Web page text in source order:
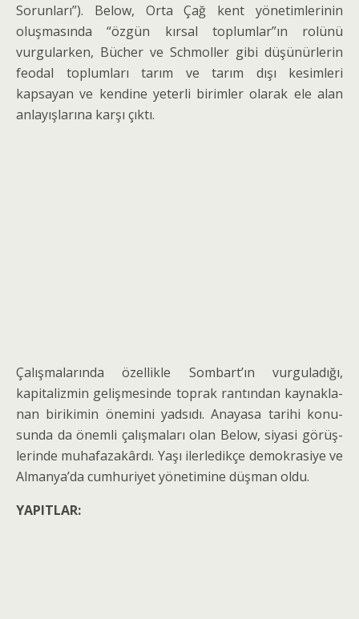
Sorunları”). Below, Orta Çağ kent yöne­timlerinin
oluşmasında “özgün kırsal toplumlar”ın rolünü
vurgularken, Bücher ve Schmoller gibi düşü­nürlerin
feodal toplumları tarım ve tarım dışı kesimle­ri
kapsayan ve kendine yeterli birimler olarak ele alan
anlayışlarına karşı çıktı.
Çalışmalarında özellikle Sombart’ın vurguladığı,
kapitalizmin gelişmesinde toprak rantından kaynakla­
nan birikimin önemini yadsıdı. Anayasa tarihi konu­
sunda da önemli çalışmaları olan Below, siyasi görüş­
lerinde muhafazakârdı. Yaşı ilerledikçe demokrasiye ve
Almanya’da cumhuriyet yönetimine düşman oldu.
YAPITLAR: